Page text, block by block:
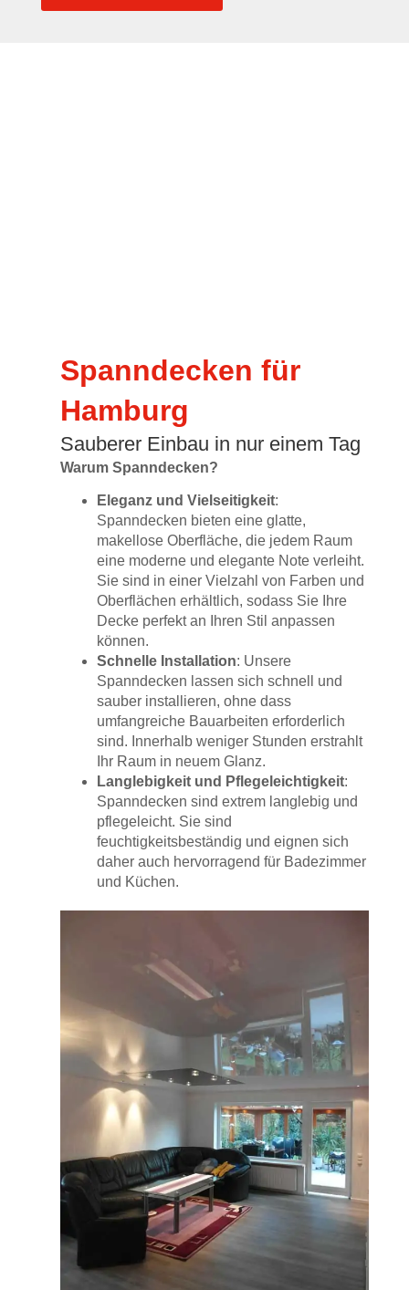
Spanndecken für
Hamburg
Sauberer Einbau in nur einem Tag
Warum Spanndecken?
Eleganz und Vielseitigkeit:
Spanndecken bieten eine glatte,
makellose Oberfläche, die jedem Raum
eine moderne und elegante Note verleiht.
Sie sind in einer Vielzahl von Farben und
Oberflächen erhältlich, sodass Sie Ihre
Decke perfekt an Ihren Stil anpassen
können.
Schnelle Installation: Unsere
Spanndecken lassen sich schnell und
sauber installieren, ohne dass
umfangreiche Bauarbeiten erforderlich
sind. Innerhalb weniger Stunden erstrahlt
Ihr Raum in neuem Glanz.
Langlebigkeit und Pflegeleichtigkeit:
Spanndecken sind extrem langlebig und
pflegeleicht. Sie sind
feuchtigkeitsbeständig und eignen sich
daher auch hervorragend für Badezimmer
und Küchen.